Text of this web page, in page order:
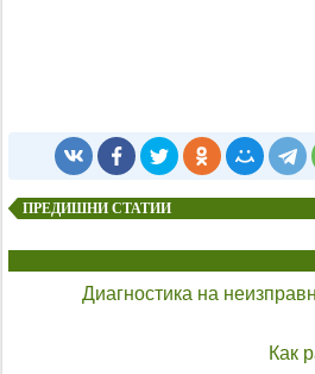
ПРЕДИШНИ СТАТИИ
Диагностика на
Как